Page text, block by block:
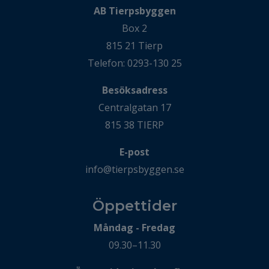
AB Tierpsbyggen
Box 2
815 21 Tierp
Telefon: 0293-130 25
Besöksadress
Centralgatan 17
815 38 TIERP
E-post
info@tierpsbyggen.se
Öppettider
Måndag - Fredag
09.30–11.30